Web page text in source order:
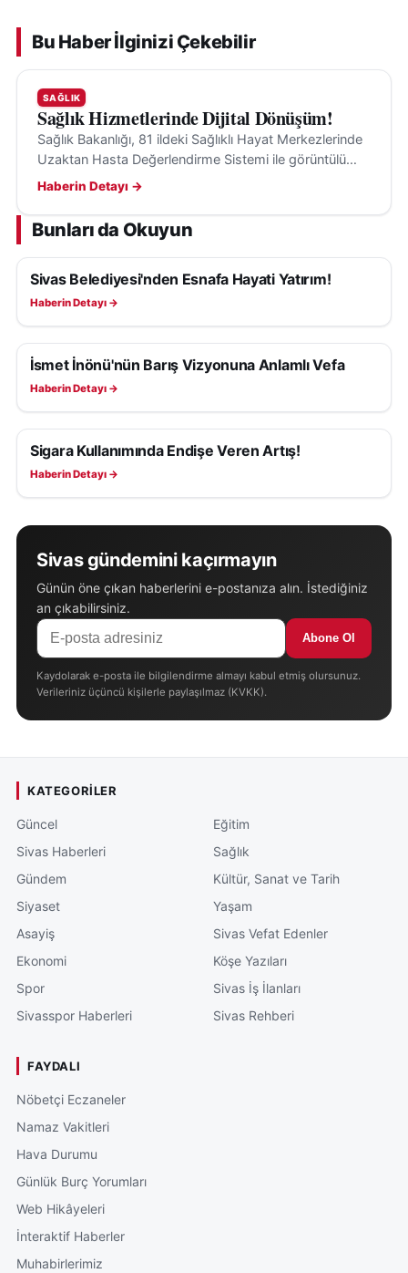
Bu Haber İlginizi Çekebilir
SAĞLIK
Sağlık Hizmetlerinde Dijital Dönüşüm!
Sağlık Bakanlığı, 81 ildeki Sağlıklı Hayat Merkezlerinde
Uzaktan Hasta Değerlendirme Sistemi ile görüntülü
danışmanlık hizmeti sunmaya başladı.
Haberin Detayı →
Bunları da Okuyun
SAĞLIK
Sivas Belediyesi'nden Esnafa Hayati Yatırım!
Haberin Detayı →
SAĞLIK
İsmet İnönü'nün Barış Vizyonuna Anlamlı Vefa
Haberin Detayı →
SAĞLIK
Sigara Kullanımında Endişe Veren Artış!
Haberin Detayı →
Sivas gündemini kaçırmayın
Günün öne çıkan haberlerini e-postanıza alın. İstediğiniz
an çıkabilirsiniz.
Abone Ol
Kaydolarak e-posta ile bilgilendirme almayı kabul etmiş olursunuz.
Verileriniz üçüncü kişilerle paylaşılmaz (KVKK).
KATEGORILER
Güncel
Sivas Haberleri
Gündem
Siyaset
Asayiş
Ekonomi
Spor
Sivasspor Haberleri
Eğitim
Sağlık
Kültür, Sanat ve Tarih
Yaşam
Sivas Vefat Edenler
Köşe Yazıları
Sivas İş İlanları
Sivas Rehberi
FAYDALI
Nöbetçi Eczaneler
Namaz Vakitleri
Hava Durumu
Günlük Burç Yorumları
Web Hikâyeleri
İnteraktif Haberler
Muhabirlerimiz